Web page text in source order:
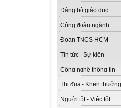
Đảng bộ giáo dục
Công đoàn ngành
Đoàn TNCS HCM
Tin tức - Sự kiện
Công nghệ thông tin
Thi đua - Khen thưởng
Người tốt - Việc tốt